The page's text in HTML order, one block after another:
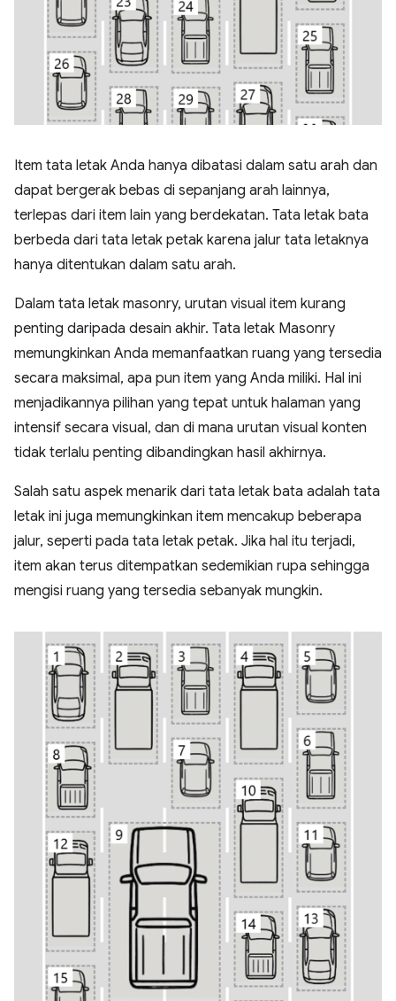
Item tata letak Anda hanya dibatasi dalam satu arah dan
dapat bergerak bebas di sepanjang arah lainnya,
terlepas dari item lain yang berdekatan. Tata letak bata
berbeda dari tata letak petak karena jalur tata letaknya
hanya ditentukan dalam satu arah.
Dalam tata letak masonry, urutan visual item kurang
penting daripada desain akhir. Tata letak Masonry
memungkinkan Anda memanfaatkan ruang yang tersedia
secara maksimal, apa pun item yang Anda miliki. Hal ini
menjadikannya pilihan yang tepat untuk halaman yang
intensif secara visual, dan di mana urutan visual konten
tidak terlalu penting dibandingkan hasil akhirnya.
Salah satu aspek menarik dari tata letak bata adalah tata
letak ini juga memungkinkan item mencakup beberapa
jalur, seperti pada tata letak petak. Jika hal itu terjadi,
item akan terus ditempatkan sedemikian rupa sehingga
mengisi ruang yang tersedia sebanyak mungkin.